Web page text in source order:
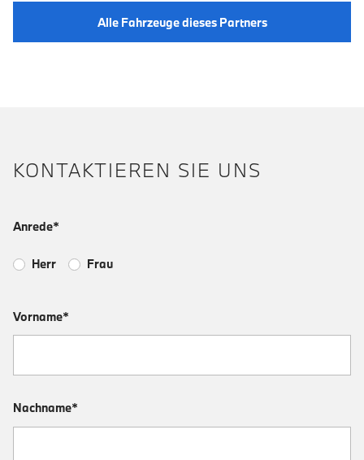
Alle Fahrzeuge dieses Partners
KONTAKTIEREN SIE UNS
Anrede*
Herr Frau
Vorname*
Nachname*